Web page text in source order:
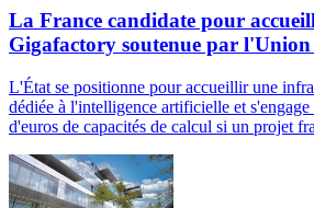
La France candidate pour
Gigafactory soutenue par l'Union
L'État se positionne pour accueillir une
dédiée à l'intelligence artificielle et
d'euros de capacités de calcul si un projet